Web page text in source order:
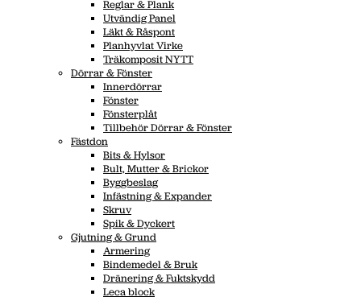
Reglar & Plank
Utvändig Panel
Läkt & Råspont
Planhyvlat Virke
Träkomposit NYTT
Dörrar & Fönster
Innerdörrar
Fönster
Fönsterplåt
Tillbehör Dörrar & Fönster
Fästdon
Bits & Hylsor
Bult, Mutter & Brickor
Byggbeslag
Infästning & Expander
Skruv
Spik & Dyckert
Gjutning & Grund
Armering
Bindemedel & Bruk
Dränering & Fuktskydd
Leca block